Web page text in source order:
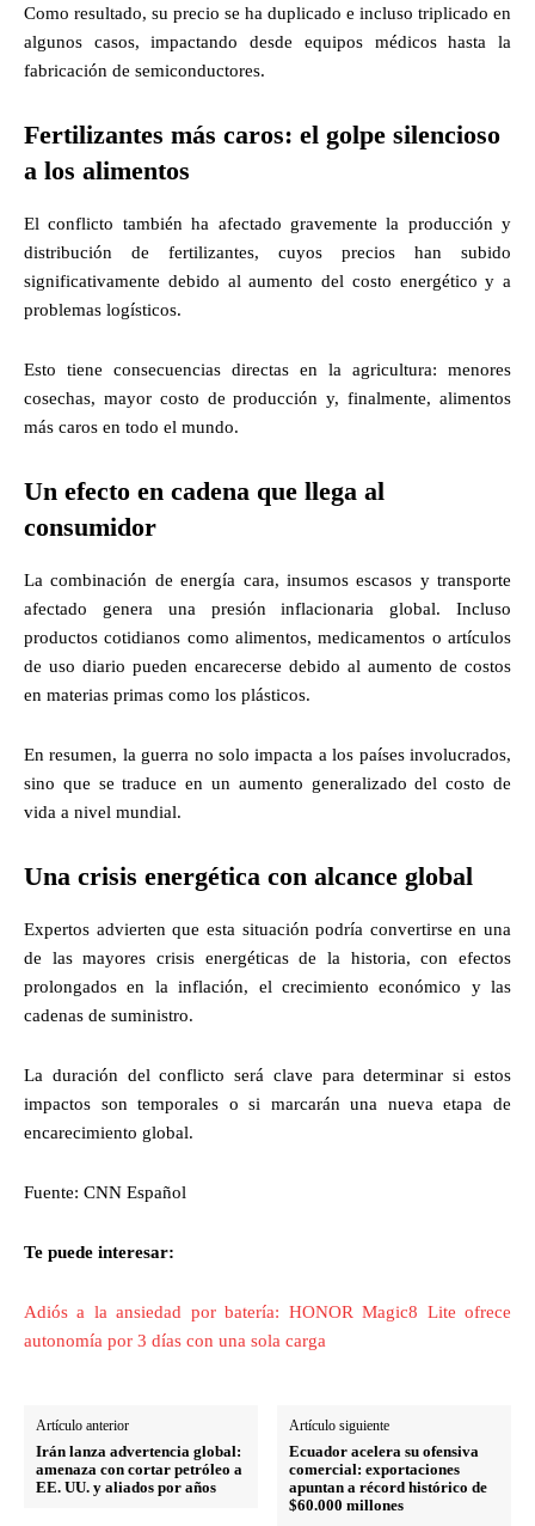
Como resultado, su precio se ha duplicado e incluso triplicado en
algunos casos, impactando desde equipos médicos hasta la
fabricación de semiconductores.
Fertilizantes más caros: el golpe silencioso
a los alimentos
El conflicto también ha afectado gravemente la producción y
distribución de fertilizantes, cuyos precios han subido
significativamente debido al aumento del costo energético y a
problemas logísticos.
Esto tiene consecuencias directas en la agricultura: menores
cosechas, mayor costo de producción y, finalmente, alimentos
más caros en todo el mundo.
Un efecto en cadena que llega al
consumidor
La combinación de energía cara, insumos escasos y transporte
afectado genera una presión inflacionaria global. Incluso
productos cotidianos como alimentos, medicamentos o artículos
de uso diario pueden encarecerse debido al aumento de costos
en materias primas como los plásticos.
En resumen, la guerra no solo impacta a los países involucrados,
sino que se traduce en un aumento generalizado del costo de
vida a nivel mundial.
Una crisis energética con alcance global
Expertos advierten que esta situación podría convertirse en una
de las mayores crisis energéticas de la historia, con efectos
prolongados en la inflación, el crecimiento económico y las
cadenas de suministro.
La duración del conflicto será clave para determinar si estos
impactos son temporales o si marcarán una nueva etapa de
encarecimiento global.
Fuente: CNN Español
Te puede interesar:
Adiós a la ansiedad por batería: HONOR Magic8 Lite ofrece
autonomía por 3 días con una sola carga
Artículo anterior
Irán lanza advertencia global:
amenaza con cortar petróleo a
EE. UU. y aliados por años
Artículo siguiente
Ecuador acelera su ofensiva
comercial: exportaciones
apuntan a récord histórico de
$60.000 millones